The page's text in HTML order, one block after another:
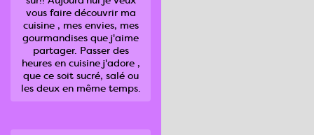
vous faire découvrir ma
cuisine , mes envies, mes
gourmandises que j'aime
partager. Passer des
heures en cuisine j'adore ,
que ce soit sucré, salé ou
les deux en même temps.